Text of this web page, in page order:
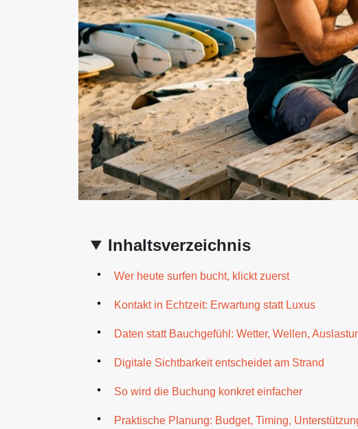
Inhaltsverzeichnis
Wer heute surfen bucht, klickt zuerst
Kontakt in Echtzeit: Erwartung statt Luxus
Daten statt Bauchgefühl: Wetter, Wellen,
Digitale Sichtbarkeit entscheidet am Strand
So wird die Buchung konkret einfacher
Praktische Planung: Budget, Timing,